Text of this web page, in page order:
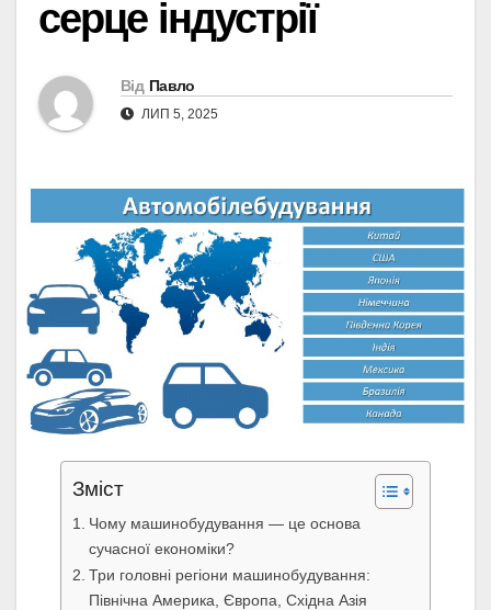
серце індустрії
Від Павло
ЛИП 5, 2025
Зміст
Чому машинобудування — це основа
сучасної економіки?
Три головні регіони машинобудування:
Північна Америка, Європа, Східна Азія